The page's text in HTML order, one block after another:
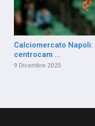
Calciomercato
centrocam ...
9 Dicembre 2025